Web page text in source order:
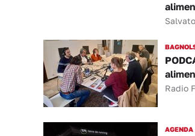
Radio
AGENDA